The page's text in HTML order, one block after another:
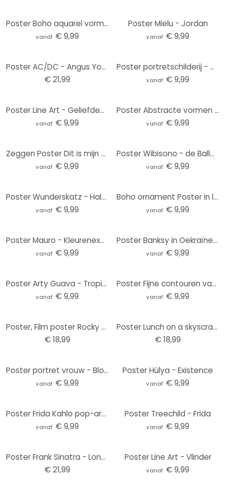
Poster Boho aquarel vormen in bruine tinten - Costa
vanaf € 9,99
Poster Mielu - Jordan
vanaf € 9,99
Poster AC/DC - Angus Young 1979, Poster (59,4 x 84 cm)
€ 21,99
Poster portretschilderij - Vrouw met kleurrijke bloemenkroon - Hülya
vanaf € 9,99
Poster Line Art - Geliefden die elkaars hand vasthouden - Lizde
vanaf € 9,99
Poster Abstracte vormen in warme aardetinten - Böhmer
vanaf € 9,99
Zeggen Poster Dit is mijn happy place met hart - Fritsch
vanaf € 9,99
Poster Wibisono - de Ballerina
vanaf € 9,99
Poster Wunderskatz - Half nude
vanaf € 9,99
Boho ornament Poster in linnenlook - Bloomery Decor
vanaf € 9,99
Poster Mauro - Kleurenexplosie
vanaf € 9,99
Poster Banksy in Oekraïne - Gymnast
vanaf € 9,99
Poster Arty Guava - Tropical Lady
vanaf € 9,99
Poster Fijne contouren van een vrouw - Lijntekening - Tunaboylu
vanaf € 9,99
Poster, Film poster Rocky Balboa - Rocky Film 61x91,5 cm
€ 18,99
Poster Lunch on a skyscraper 91,5x61 cm
€ 18,99
Poster portret vrouw - Bloemenmeisje in zomertuin - Hülya
vanaf € 9,99
Poster Hülya - Existence
vanaf € 9,99
Poster Frida Kahlo pop-art portret - Jaszke
vanaf € 9,99
Poster Treechild - Frida
vanaf € 9,99
Poster Frank Sinatra - Londen Luchthaven 1961, Poster (59,4 x 84 cm)
€ 21,99
Poster Line Art - Vlinder
vanaf € 9,99